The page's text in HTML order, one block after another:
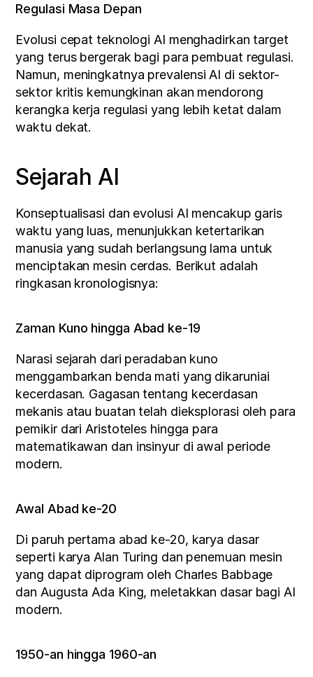
Regulasi Masa Depan
Evolusi cepat teknologi AI menghadirkan target
yang terus bergerak bagi para pembuat regulasi.
Namun, meningkatnya prevalensi AI di sektor-
sektor kritis kemungkinan akan mendorong
kerangka kerja regulasi yang lebih ketat dalam
waktu dekat.
Sejarah AI
Konseptualisasi dan evolusi AI mencakup garis
waktu yang luas, menunjukkan ketertarikan
manusia yang sudah berlangsung lama untuk
menciptakan mesin cerdas. Berikut adalah
ringkasan kronologisnya:
Zaman Kuno hingga Abad ke-19
Narasi sejarah dari peradaban kuno
menggambarkan benda mati yang dikaruniai
kecerdasan. Gagasan tentang kecerdasan
mekanis atau buatan telah dieksplorasi oleh para
pemikir dari Aristoteles hingga para
matematikawan dan insinyur di awal periode
modern.
Awal Abad ke-20
Di paruh pertama abad ke-20, karya dasar
seperti karya Alan Turing dan penemuan mesin
yang dapat diprogram oleh Charles Babbage
dan Augusta Ada King, meletakkan dasar bagi AI
modern.
1950-an hingga 1960-an